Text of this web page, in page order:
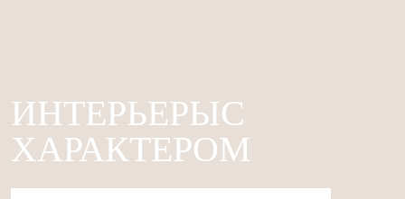
ИНТЕРЬЕРЫС
ХАРАКТЕРОМ